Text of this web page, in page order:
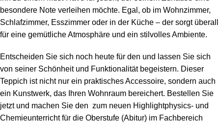
besondere Note verleihen möchte. Egal, ob im Wohnzimmer,
Schlafzimmer, Esszimmer oder in der Küche – der sorgt überall
für eine gemütliche Atmosphäre und ein stilvolles Ambiente.
Entscheiden Sie sich noch heute für den und lassen Sie sich
von seiner Schönheit und Funktionalität begeistern. Dieser
Teppich ist nicht nur ein praktisches Accessoire, sondern auch
ein Kunstwerk, das Ihren Wohnraum bereichert. Bestellen Sie
jetzt und machen Sie den zum neuen Highlightphysics- und
Chemieunterricht für die Oberstufe (Abitur) im Fachbereich